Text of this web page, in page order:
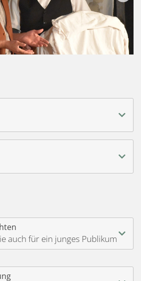
auch für ein junges Publikum